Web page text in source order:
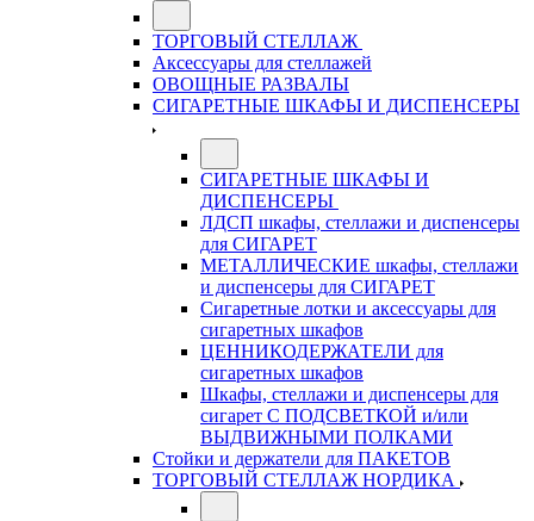
ТОРГОВЫЙ СТЕЛЛАЖ
Аксессуары для стеллажей
ОВОЩНЫЕ РАЗВАЛЫ
СИГАРЕТНЫЕ ШКАФЫ И ДИСПЕНСЕРЫ
СИГАРЕТНЫЕ ШКАФЫ И
ДИСПЕНСЕРЫ
ЛДСП шкафы, стеллажи и диспенсеры
для СИГАРЕТ
МЕТАЛЛИЧЕСКИЕ шкафы, стеллажи
и диспенсеры для СИГАРЕТ
Сигаретные лотки и аксессуары для
сигаретных шкафов
ЦЕННИКОДЕРЖАТЕЛИ для
сигаретных шкафов
Шкафы, стеллажи и диспенсеры для
сигарет С ПОДСВЕТКОЙ и/или
ВЫДВИЖНЫМИ ПОЛКАМИ
Стойки и держатели для ПАКЕТОВ
ТОРГОВЫЙ СТЕЛЛАЖ НОРДИКА